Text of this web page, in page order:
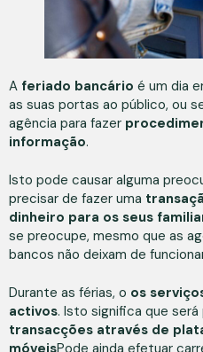
A feriado bancário é um dia
as suas portas ao público, ou
agência para fazer
informação.
Isto pode causar alguma
precisar de fazer uma
dinheiro para os seus
se preocupe, mesmo que as
bancos não deixam de
Durante as férias, o os
activos. Isto significa que será
transacções através de
móveisPode ainda efetuar